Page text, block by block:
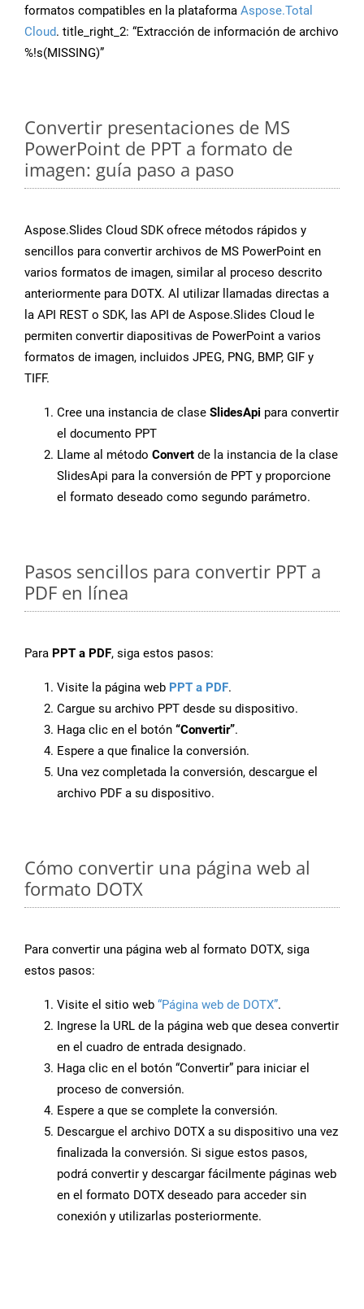
formatos compatibles en la plataforma Aspose.Total
Cloud. title_right_2: “Extracción de información de archivo
%!s(MISSING)”
Convertir presentaciones de MS
PowerPoint de PPT a formato de
imagen: guía paso a paso
Aspose.Slides Cloud SDK ofrece métodos rápidos y
sencillos para convertir archivos de MS PowerPoint en
varios formatos de imagen, similar al proceso descrito
anteriormente para DOTX. Al utilizar llamadas directas a
la API REST o SDK, las API de Aspose.Slides Cloud le
permiten convertir diapositivas de PowerPoint a varios
formatos de imagen, incluidos JPEG, PNG, BMP, GIF y
TIFF.
Cree una instancia de clase SlidesApi para convertir
el documento PPT
Llame al método Convert de la instancia de la clase
SlidesApi para la conversión de PPT y proporcione
el formato deseado como segundo parámetro.
Pasos sencillos para convertir PPT a
PDF en línea
Para PPT a PDF, siga estos pasos:
Visite la página web PPT a PDF.
Cargue su archivo PPT desde su dispositivo.
Haga clic en el botón “Convertir”.
Espere a que finalice la conversión.
Una vez completada la conversión, descargue el
archivo PDF a su dispositivo.
Cómo convertir una página web al
formato DOTX
Para convertir una página web al formato DOTX, siga
estos pasos:
Visite el sitio web “Página web de DOTX”.
Ingrese la URL de la página web que desea convertir
en el cuadro de entrada designado.
Haga clic en el botón “Convertir” para iniciar el
proceso de conversión.
Espere a que se complete la conversión.
Descargue el archivo DOTX a su dispositivo una vez
finalizada la conversión. Si sigue estos pasos,
podrá convertir y descargar fácilmente páginas web
en el formato DOTX deseado para acceder sin
conexión y utilizarlas posteriormente.